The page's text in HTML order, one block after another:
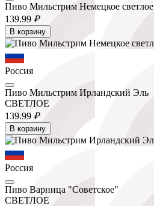
Пиво Мильстрим Немецкое светлое
139.99 ₽
В корзину
Россия
Пиво Мильстрим Ирландский Эль
СВЕТЛОЕ
139.99 ₽
В корзину
Россия
Пиво Варница "Советское"
СВЕТЛОЕ